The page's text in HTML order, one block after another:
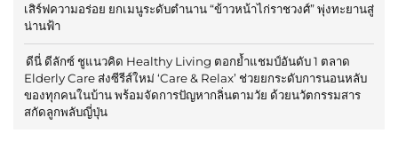
เสิร์ฟความอร่อย ยกเมนูระดับตำนาน “ข้าวหน้าไก่ราชวงศ์” พุ่งทะยานสู่
น่านฟ้า
ดีนี่ ดีลักซ์ ชูแนวคิด Healthy Living ตอกย้ำแชมป์อันดับ 1 ตลาด
Elderly Care ส่งซีรีส์ใหม่ ‘Care & Relax’ ช่วยยกระดับการนอนหลับ
ของทุกคนในบ้าน พร้อมจัดการปัญหากลิ่นตามวัย ด้วยนวัตกรรมสาร
สกัดลูกพลับญี่ปุ่น